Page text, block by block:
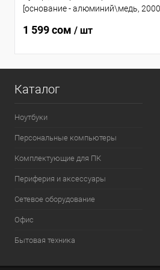
[основание - алюминий\медь,
1 599 сом / шт
Каталог
Ноутбуки
Персональные компьютеры
Комплектующие для ПК
Периферия и аксессуары
Сетевое оборудование
Офис
Бытовая техника